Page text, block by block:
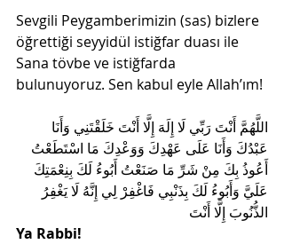
Sevgili Peygamberimizin (sas) bizlere
öğrettiği seyyidül istiğfar duası ile
Sana tövbe ve istiğfarda
bulunuyoruz. Sen kabul eyle Allah’ım!
اللَّهُمَّ أَنْتَ رَبِّي لَا إِلَهَ إِلَّا أَنْتَ خَلَقْتَنِي وَأَنَا
عَبْدُكَ وَأَنَا عَلَى عَهْدِكَ وَوَعْدِكَ مَا اسْتَطَعْتُ
أَعُوذُ بِكَ مِنْ شَرِّ مَا صَنَعْتُ أَبُوءُ لَكَ بِنِعْمَتِكَ
عَلَيَّ وَأَبُوءُ لَكَ بِذَنْبِي فَاغْفِرْ لِي إِنَّهُ لَا يَغْفِرُ
الذُّنُوبَ إِلَّا أَنْتَ
Ya Rabbi!